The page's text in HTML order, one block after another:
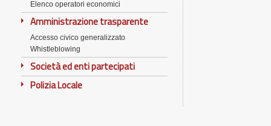
Elenco operatori economici
Amministrazione trasparente
Accesso civico generalizzato
Whistleblowing
Società ed enti partecipati
Polizia Locale